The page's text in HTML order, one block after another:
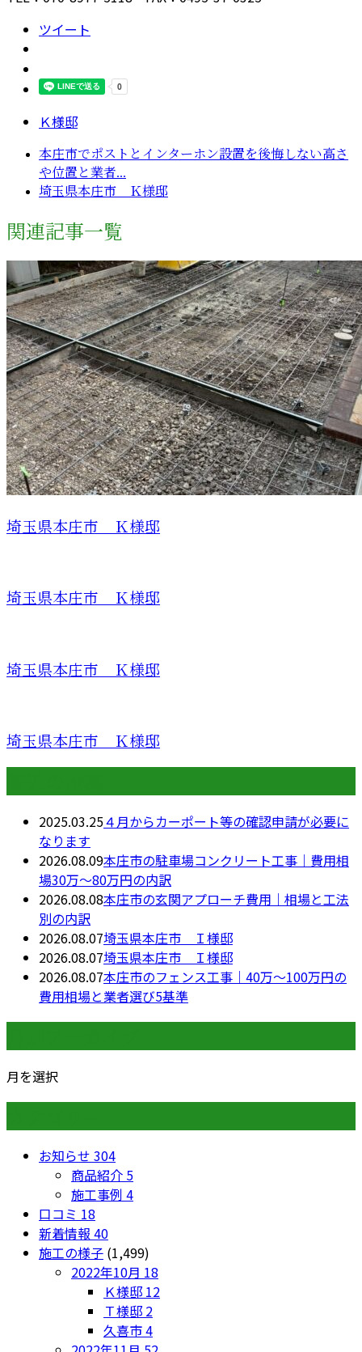
ツイート
Ｋ様邸
本庄市でポストとインターホン設置を後悔しない高さ
や位置と業者...
埼玉県本庄市 Ｋ様邸
関連記事一覧
埼玉県本庄市 Ｋ様邸
埼玉県本庄市 Ｋ様邸
埼玉県本庄市 Ｋ様邸
埼玉県本庄市 Ｋ様邸
2025.03.25４月からカーポート等の確認申請が必要に
なります
2026.08.09本庄市の駐車場コンクリート工事｜費用相
場30万〜80万円の内訳
2026.08.08本庄市の玄関アプローチ費用｜相場と工法
別の内訳
2026.08.07埼玉県本庄市 Ｉ様邸
2026.08.07埼玉県本庄市 Ｉ様邸
2026.08.07本庄市のフェンス工事｜40万〜100万円の
費用相場と業者選び5基準
月を選択
お知らせ 304
商品紹介 5
施工事例 4
口コミ 18
新着情報 40
施工の様子 (1,499)
2022年10月 18
Ｋ様邸 12
Ｔ様邸 2
久喜市4